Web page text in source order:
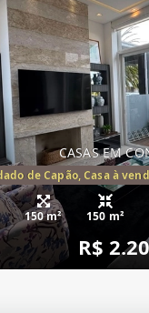
CASAS EM
de Capão, Casa à
150 m² 150 m²
R$